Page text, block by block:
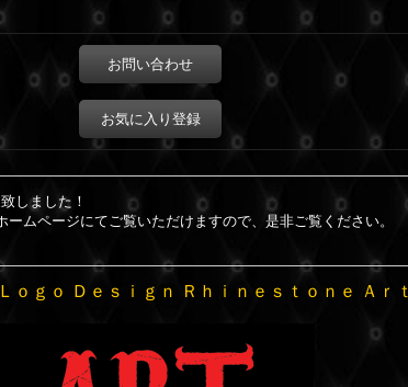
お問い合わせ
お気に入り登録
しました！
ムページにてご覧いただけますので、是非ご覧ください。
ｏｇｏ Ｄｅｓｉｇｎ Ｒｈｉｎｅｓｔｏｎｅ Ａｒｔ